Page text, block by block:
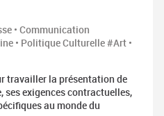
• Communication
• Politique Culturelle #Art •
travailler la présentation de
ses exigences contractuelles,
au monde du